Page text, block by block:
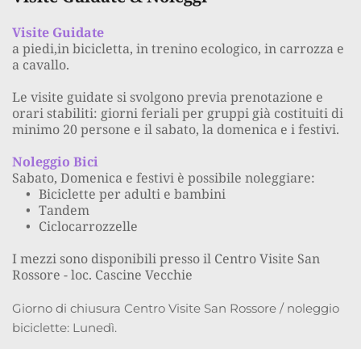
Visite Guidate
a piedi,in bicicletta, in trenino ecologico, in carrozza e
a cavallo.
Le visite guidate si svolgono previa prenotazione e
orari stabiliti: giorni feriali per gruppi già costituiti di
minimo 20 persone e il sabato, la domenica e i festivi.
Noleggio Bici
Sabato, Domenica e festivi è possibile noleggiare:
Biciclette per adulti e bambini
Tandem
Ciclocarrozzelle
I mezzi sono disponibili presso il Centro Visite San
Rossore - loc. Cascine Vecchie
Giorno di chiusura Centro Visite San Rossore / noleggio
biciclette: Lunedì.